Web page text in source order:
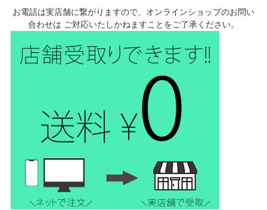
お電話は実店舗に繋がりますので、オンラインショップのお問い
合わせは ご対応いたしかねますことをご了承ください。